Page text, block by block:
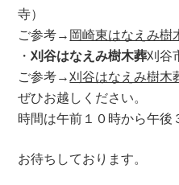
寺）
ご参考→ 岡崎東はなえみ樹
・刈谷はなえみ樹木葬刈谷
ご参考→刈谷はなえみ樹木
ぜひお越しください。
時間は午前１０時から午後
お待ちしております。